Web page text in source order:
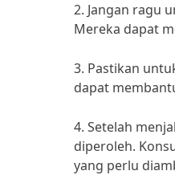
2. Jangan ragu
Mereka dapat
3. Pastikan
dapat
4. Setelah
diperoleh.
yang perlu